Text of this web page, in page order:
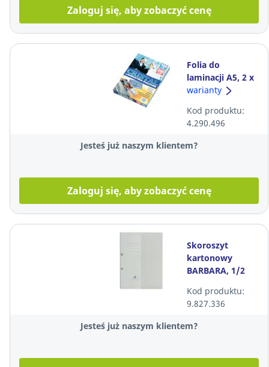
Zaloguj się, aby zobaczyć cenę
Folia do
laminacji A5, 2 x
80 mikronów,
sztuk
warianty
Kod produktu:
4.290.496
Jesteś już naszym klientem?
Zaloguj się, aby zobaczyć cenę
Skoroszyt
kartonowy
BARBARA, 1/2
biały
Kod produktu:
9.827.336
Jesteś już naszym klientem?